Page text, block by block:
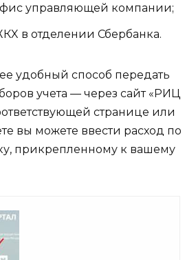
управляющей компании;
в отделении Сбербанка.
удобный способ передать
учета — через сайт «РИЦ
странице или
вы можете ввести расход по
прикрепленному к вашему